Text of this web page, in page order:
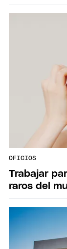
OFICIOS
Trabajar
raros del